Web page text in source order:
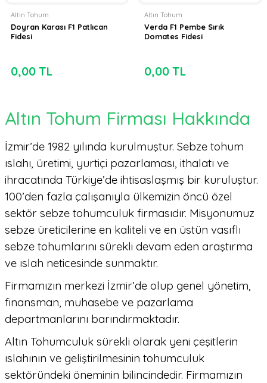
Altın Tohum
Doyran Karası F1 Patlıcan
Fidesi
0,00 TL
Altın Tohum
Verda F1 Pembe Sırık
Domates Fidesi
0,00 TL
Altın Tohum Firması Hakkında
İzmir’de 1982 yılında kurulmuştur. Sebze tohum
ıslahı, üretimi, yurtiçi pazarlaması, ithalatı ve
ihracatında Türkiye’de ihtisaslaşmış bir kuruluştur.
100’den fazla çalışanıyla ülkemizin öncü özel
sektör sebze tohumculuk firmasıdır. Misyonumuz
sebze üreticilerine en kaliteli ve en üstün vasıflı
sebze tohumlarını sürekli devam eden araştırma
ve ıslah neticesinde sunmaktır.
Firmamızın merkezi İzmir’de olup genel yönetim,
finansman, muhasebe ve pazarlama
departmanlarını barındırmaktadır.
Altın Tohumculuk sürekli olarak yeni çeşitlerin
ıslahının ve geliştirilmesinin tohumculuk
sektöründeki öneminin bilincindedir. Firmamızın